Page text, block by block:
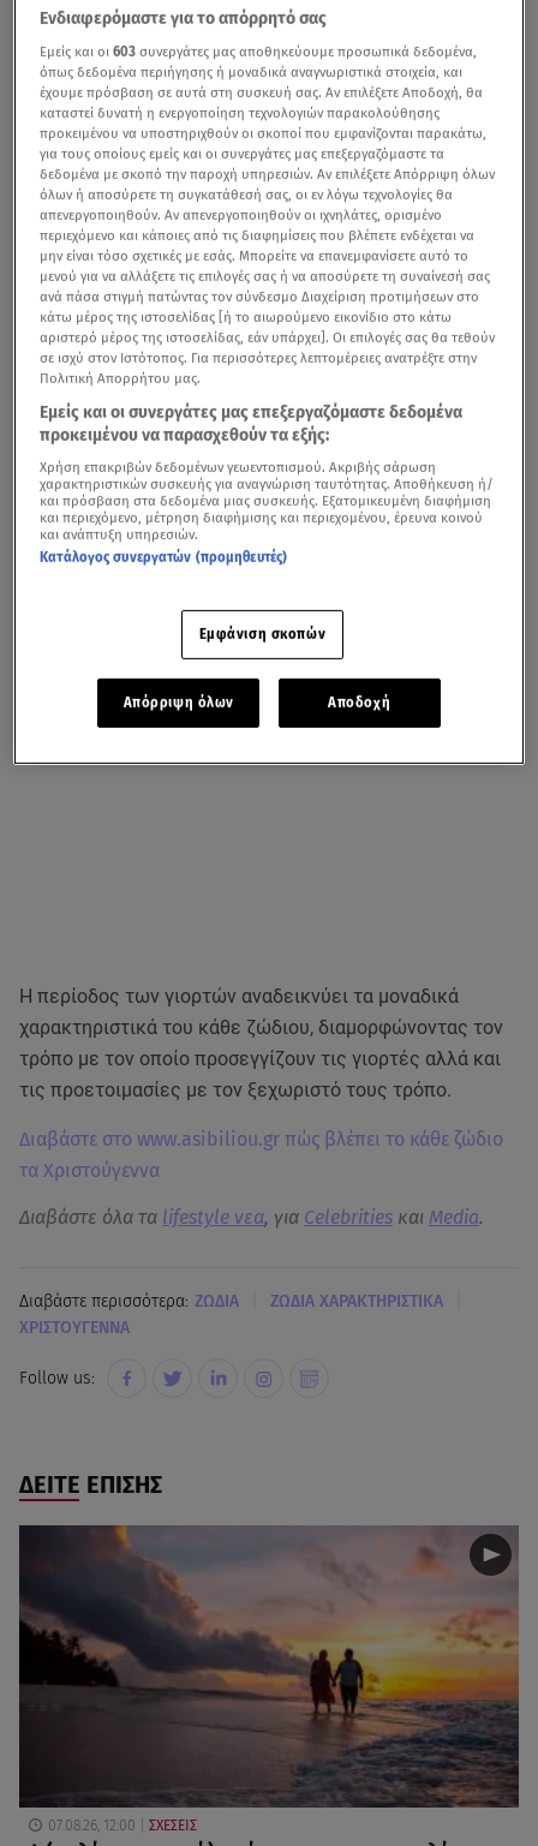
Η περίοδος των γιορτών αναδεικνύει τα μοναδικά
χαρακτηριστικά του κάθε ζώδιου, διαμορφώνοντας τον
τρόπο με τον οποίο προσεγγίζουν τις γιορτές αλλά και
τις προετοιμασίες με τον ξεχωριστό τους τρόπο.
Διαβάστε στο www.asibiliou.gr πώς βλέπει το κάθε ζώδιο
τα Χριστούγεννα
Διαβάστε όλα τα lifestyle νεα, για Celebrities και Media.
Διαβάστε περισσότερα: ΖΩΔΙΑ ΖΩΔΙΑ ΧΑΡΑΚΤΗΡΙΣΤΙΚΑ
ΧΡΙΣΤΟΥΓΕΝΝΑ
Follow us:
ΔΕΙΤΕ ΕΠΙΣΗΣ
07.08.26, 12:00 ΣΧΕΣΕΙΣ
Ενδιαφερόμαστε για το απόρρητό σας
Εμείς και οι603 συνεργάτες μας αποθηκεύουμε προσωπικά δεδομένα,
όπως δεδομένα περιήγησης ή μοναδικά αναγνωριστικά στοιχεία, και
έχουμε πρόσβαση σε αυτά στη συσκευή σας. Αν επιλέξετε Αποδοχή, θα
καταστεί δυνατή η ενεργοποίηση τεχνολογιών παρακολούθησης
προκειμένου να υποστηριχθούν οι σκοποί που εμφανίζονται παρακάτω,
για τους οποίους εμείς και οι συνεργάτες μας επεξεργαζόμαστε τα
δεδομένα με σκοπό την παροχή υπηρεσιών. Αν επιλέξετε Απόρριψη όλων
όλων ή αποσύρετε τη συγκατάθεσή σας, οι εν λόγω τεχνολογίες θα
απενεργοποιηθούν. Αν απενεργοποιηθούν οι ιχνηλάτες, ορισμένο
περιεχόμενο και κάποιες από τις διαφημίσεις που βλέπετε ενδέχεται να
μην είναι τόσο σχετικές με εσάς. Μπορείτε να επανεμφανίσετε αυτό το
μενού για να αλλάξετε τις επιλογές σας ή να αποσύρετε τη συναίνεσή σας
ανά πάσα στιγμή πατώντας τον σύνδεσμο Διαχείριση προτιμήσεων στο
κάτω μέρος της ιστοσελίδας [ή το αιωρούμενο εικονίδιο στο κάτω
αριστερό μέρος της ιστοσελίδας, εάν υπάρχει]. Οι επιλογές σας θα τεθούν
σε ισχύ στον Ιστότοπος. Για περισσότερες λεπτομέρειες ανατρέξτε στην
Πολιτική Απορρήτου μας.
Εμείς και οι συνεργάτες μας επεξεργαζόμαστε δεδομένα
προκειμένου να παρασχεθούν τα εξής:
Χρήση επακριβών δεδομένων γεωεντοπισμού. Ακριβής σάρωση
χαρακτηριστικών συσκευής για αναγνώριση ταυτότητας. Αποθήκευση ή/
και πρόσβαση στα δεδομένα μιας συσκευής. Εξατομικευμένη διαφήμιση
και περιεχόμενο, μέτρηση διαφήμισης και περιεχομένου, έρευνα κοινού
και ανάπτυξη υπηρεσιών.
Κατάλογος συνεργατών (προμηθευτές)
Εμφάνιση σκοπών
Απόρριψη όλων Αποδοχή